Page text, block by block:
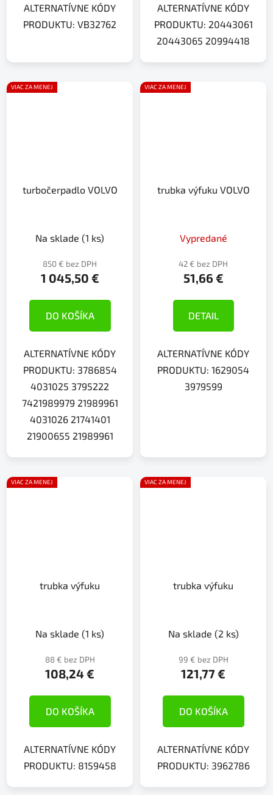
ALTERNATÍVNE KÓDY
PRODUKTU: VB32762
ALTERNATÍVNE KÓDY
PRODUKTU: 20443061
20443065 20994418
VIAC ZA MENEJ
turbočerpadlo VOLVO
Na sklade (1 ks)
850 € bez DPH
1 045,50 €
DO KOŠÍKA
ALTERNATÍVNE KÓDY
PRODUKTU: 3786854
4031025 3795222
7421989979 21989961
4031026 21741401
21900655 21989961
VIAC ZA MENEJ
trubka výfuku VOLVO
Vypredané
42 € bez DPH
51,66 €
DETAIL
ALTERNATÍVNE KÓDY
PRODUKTU: 1629054
3979599
VIAC ZA MENEJ
trubka výfuku
Na sklade (1 ks)
88 € bez DPH
108,24 €
DO KOŠÍKA
ALTERNATÍVNE KÓDY
PRODUKTU: 8159458
VIAC ZA MENEJ
trubka výfuku
Na sklade (2 ks)
99 € bez DPH
121,77 €
DO KOŠÍKA
ALTERNATÍVNE KÓDY
PRODUKTU: 3962786